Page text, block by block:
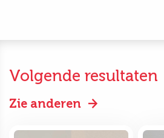
Volgende resultaten
Zie anderen